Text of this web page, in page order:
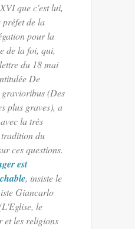
que c'est lui,
préfet de la
pour la
de la foi, qui,
du 18 mai
De
(Des
plus graves), a
la très
du
ces questions.
est
, insiste le
Giancarlo
L'Eglise, le
et les religions